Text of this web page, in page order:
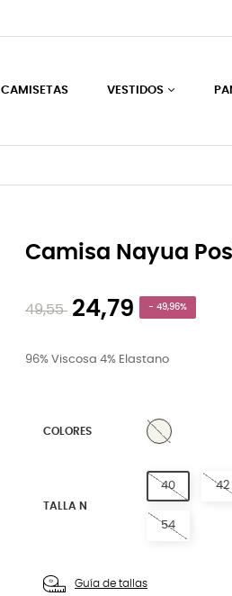
CAMISETAS VESTIDOS
Camisa Nayua
49,55 24,79 - 49,96%
96% Viscosa 4% Elastano
COLORES 0 NATURAL
TALLA N
40 42
54
Guía de tallas